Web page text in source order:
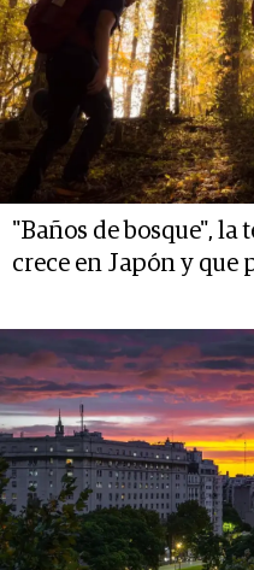
"Baños de bosque", la
crece en Japón y que